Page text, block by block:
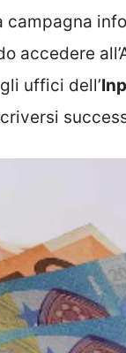
accedere
uffici dell’